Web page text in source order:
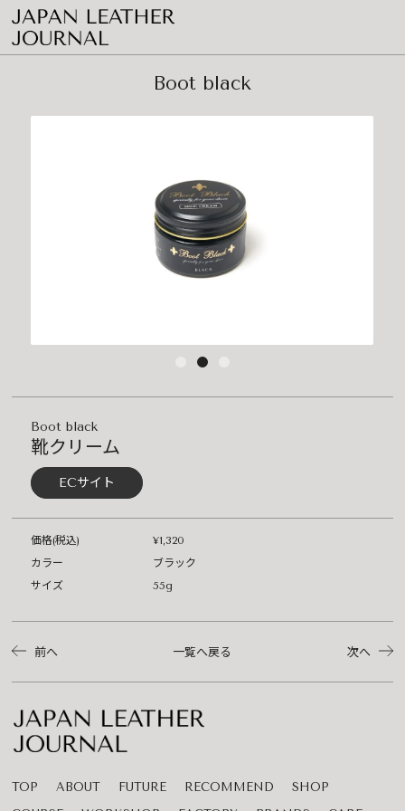
Boot black
Boot black
靴クリーム
ECサイト
価格(税込)
¥1,320
カラー
ブラック
サイズ
55g
前へ 一覧へ戻る 次へ
TOP ABOUT FUTURE RECOMMEND
SHOP